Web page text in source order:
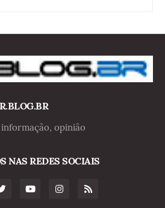
opinião
NAS REDES SOCIAIS